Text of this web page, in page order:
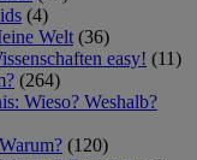
(4)
Welt (36)
easy! (11)
(264)
Wieso? Weshalb?
(120)